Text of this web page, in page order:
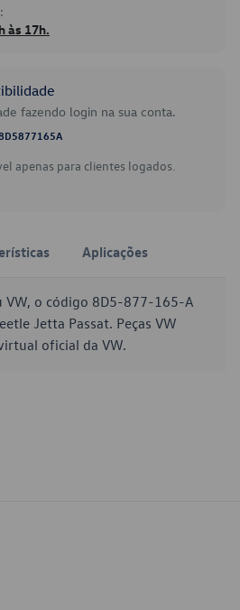
às 17h.
fazendo login na sua conta.
apenas para clientes logados.
Aplicações
VW, o código 8D5-877-165-A
Jetta Passat. Peças VW
oficial da VW.